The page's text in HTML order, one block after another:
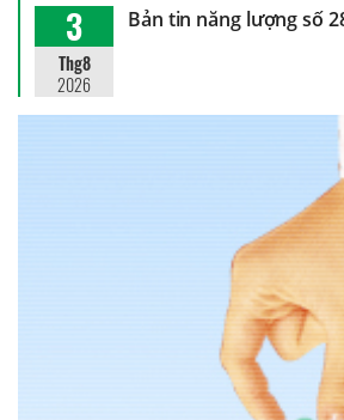
3
Thg8
2026
Bản tin năng lượng số